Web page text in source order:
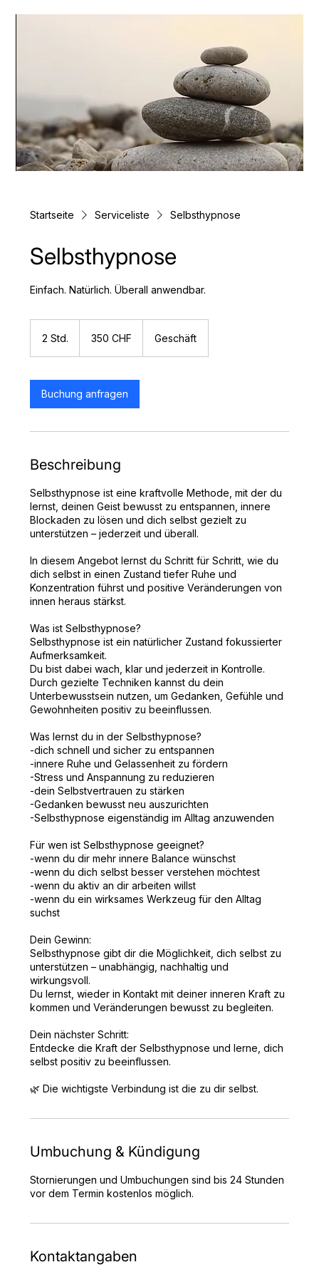
Startseite Serviceliste Selbsthypnose
Selbsthypnose
Einfach. Natürlich. Überall anwendbar.
2 Std.
d
.
Franken
350 CHF Geschäft
Buchung anfragen
Beschreibung
Selbsthypnose ist eine kraftvolle Methode, mit der du
lernst, deinen Geist bewusst zu entspannen, innere
Blockaden zu lösen und dich selbst gezielt zu
unterstützen – jederzeit und überall.
In diesem Angebot lernst du Schritt für Schritt, wie du
dich selbst in einen Zustand tiefer Ruhe und
Konzentration führst und positive Veränderungen von
innen heraus stärkst.
Was ist Selbsthypnose?
Selbsthypnose ist ein natürlicher Zustand fokussierter
Aufmerksamkeit.
Du bist dabei wach, klar und jederzeit in Kontrolle.
Durch gezielte Techniken kannst du dein
Unterbewusstsein nutzen, um Gedanken, Gefühle und
Gewohnheiten positiv zu beeinflussen.
Was lernst du in der Selbsthypnose?
-dich schnell und sicher zu entspannen
-innere Ruhe und Gelassenheit zu fördern
-Stress und Anspannung zu reduzieren
-dein Selbstvertrauen zu stärken
-Gedanken bewusst neu auszurichten
-Selbsthypnose eigenständig im Alltag anzuwenden
Für wen ist Selbsthypnose geeignet?
-wenn du dir mehr innere Balance wünschst
-wenn du dich selbst besser verstehen möchtest
-wenn du aktiv an dir arbeiten willst
-wenn du ein wirksames Werkzeug für den Alltag
suchst
Dein Gewinn:
Selbsthypnose gibt dir die Möglichkeit, dich selbst zu
unterstützen – unabhängig, nachhaltig und
wirkungsvoll.
Du lernst, wieder in Kontakt mit deiner inneren Kraft zu
kommen und Veränderungen bewusst zu begleiten.
Dein nächster Schritt:
Entdecke die Kraft der Selbsthypnose und lerne, dich
selbst positiv zu beeinflussen.
🌿 Die wichtigste Verbindung ist die zu dir selbst.
Umbuchung & Kündigung
Stornierungen und Umbuchungen sind bis 24 Stunden
vor dem Termin kostenlos möglich.
Kontaktangaben